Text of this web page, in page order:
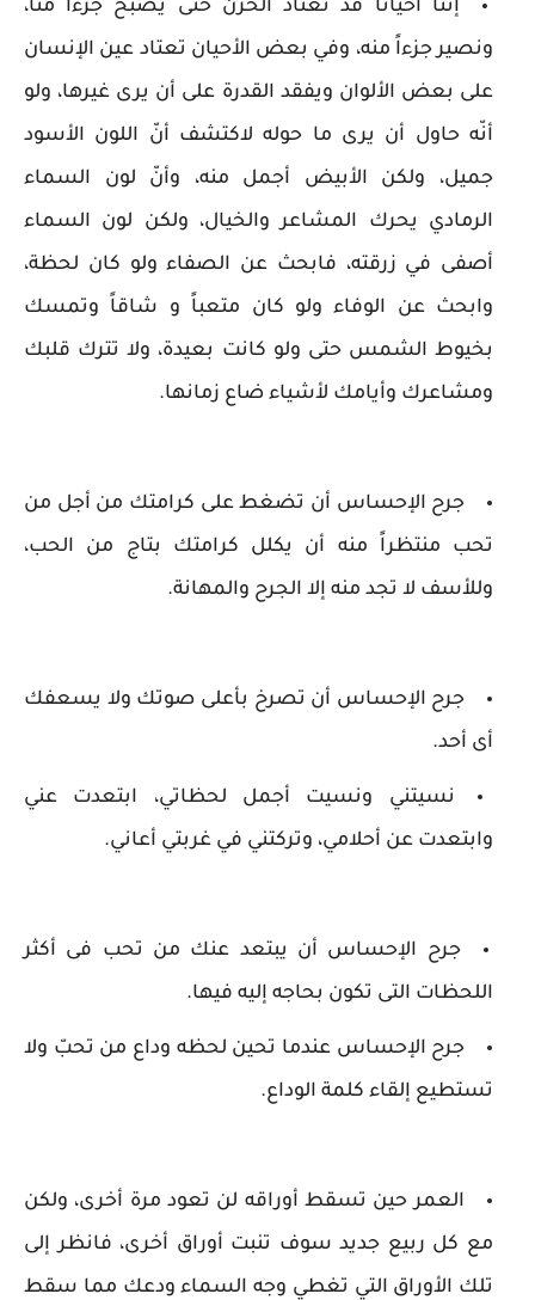
إننا أحياناً قد نعتاد الحزن حتى يصبح جزءاً منا،
ونصير جزءاً منه، وفي بعض الأحيان تعتاد عين الإنسان
على بعض الألوان ويفقد القدرة على أن يرى غيرها، ولو
أنّه حاول أن يرى ما حوله لاكتشف أنّ اللون الأسود
جميل، ولكن الأبيض أجمل منه، وأنّ لون السماء
الرمادي يحرك المشاعر والخيال، ولكن لون السماء
أصفى في زرقته، فابحث عن الصفاء ولو كان لحظة،
وابحث عن الوفاء ولو كان متعباً و شاقاً وتمسك
بخيوط الشمس حتى ولو كانت بعيدة، ولا تترك قلبك
ومشاعرك وأيامك لأشياء ضاع زمانها.
جرح الإحساس أن تضغط على كرامتك من أجل من
تحب منتظراً منه أن يكلل كرامتك بتاج من الحب،
وللأسف لا تجد منه إلا الجرح والمهانة.
جرح الإحساس أن تصرخ بأعلى صوتك ولا يسعفك
أى أحد.
نسيتني ونسيت أجمل لحظاتي، ابتعدت عني
وابتعدت عن أحلامي، وتركتني في غربتي أعاني.
جرح الإحساس أن يبتعد عنك من تحب فى أكثر
اللحظات التى تكون بحاجه إليه فيها.
جرح الإحساس عندما تحين لحظه وداع من تحبّ ولا
تستطيع إلقاء كلمة الوداع.
العمر حين تسقط أوراقه لن تعود مرة أخرى، ولكن
مع كل ربيع جديد سوف تنبت أوراق أخرى، فانظر إلى
تلك الأوراق التي تغطي وجه السماء ودعك مما سقط